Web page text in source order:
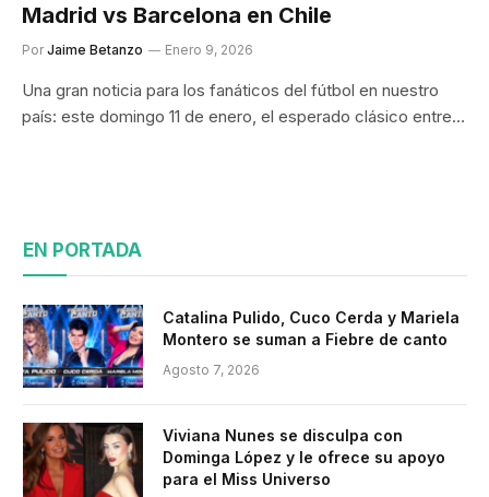
Madrid vs Barcelona en Chile
Por Jaime Betanzo Enero 9, 2026
Una gran noticia para los fanáticos del fútbol en nuestro
país: este domingo 11 de enero, el esperado clásico entre…
EN PORTADA
Catalina Pulido, Cuco Cerda y Mariela
Montero se suman a Fiebre de canto
Agosto 7, 2026
Viviana Nunes se disculpa con
Dominga López y le ofrece su apoyo
para el Miss Universo